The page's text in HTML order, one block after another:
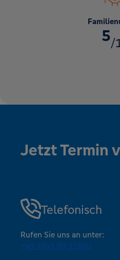
5/
Jetzt Termin
Telefonisch
Rufen Sie uns an unter:
+49 7841 69 11880